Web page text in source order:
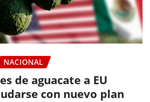
NACIONAL
de aguacate a EU
con nuevo plan